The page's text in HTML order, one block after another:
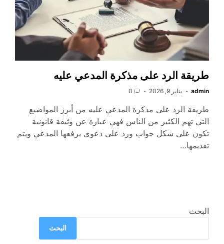
طريقة الرد على مذكرة المدعي عليه
admin يناير 9, 2026 0
طريقة الرد على مذكرة المدعي عليه من أبرز المواضيع
التي تهم الكثير من الناس فهي عبارة عن وثيقة قانونية
تكون على شكل جواب ورد على دعوى يرفعها المدعي ويتم
تقديمها…
البحث
البحث